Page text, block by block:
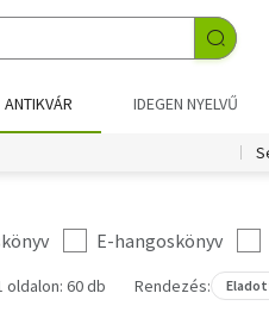
ANTIKVÁR IDEGEN NYELVŰ
E-hangoskönyv
oldalon: 60 db Rendezés: